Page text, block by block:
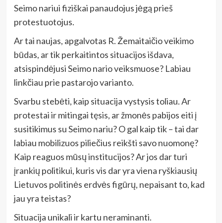
Seimo nariui fiziškai panaudojus jėgą prieš
protestuotojus.
Ar tai naujas, apgalvotas R. Žemaitaičio veikimo
būdas, ar tik perkaitintos situacijos išdava,
atsispindėjusi Seimo nario veiksmuose? Labiau
linkčiau prie pastarojo varianto.
Svarbu stebėti, kaip situacija vystysis toliau. Ar
protestai ir mitingai tęsis, ar žmonės pabijos eiti į
susitikimus su Seimo nariu? O gal kaip tik – tai dar
labiau mobilizuos piliečius reikšti savo nuomonę?
Kaip reaguos mūsų institucijos? Ar jos dar turi
įrankių politikui, kuris vis dar yra viena ryškiausių
Lietuvos politinės erdvės figūrų, nepaisant to, kad
jau yra teistas?
Situacija unikali ir kartu neraminanti.